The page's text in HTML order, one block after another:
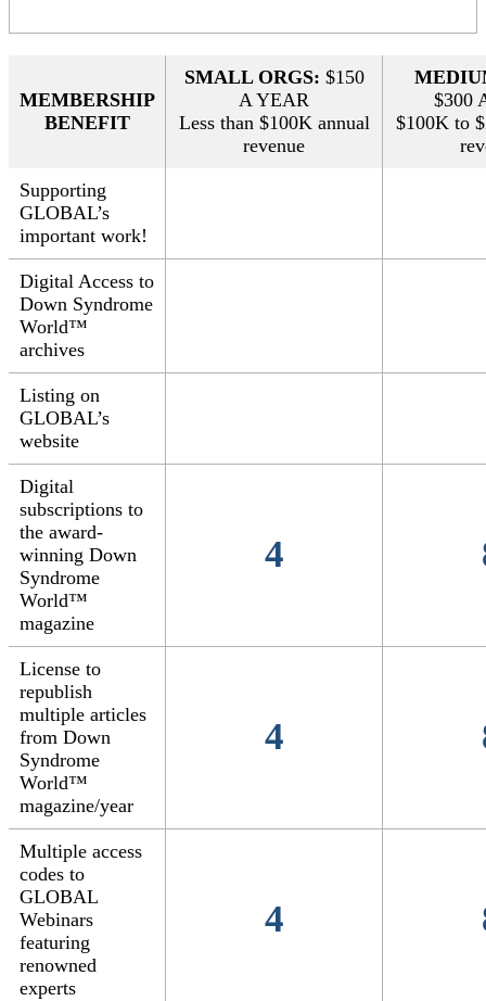
MEMBERSHIP
BENEFIT
SMALL ORGS: $150
A YEAR
Less than $100K annual
revenue
$300
$100K to
Supporting
GLOBAL’s
important work!
Digital Access to
Down Syndrome
World™
archives
Listing on
GLOBAL’s
website
Digital
subscriptions to
the award-
winning Down
Syndrome
World™
magazine
4
License to
republish
multiple articles
from Down
Syndrome
World™
magazine/year
4
Multiple access
codes to
GLOBAL
Webinars
featuring
renowned
experts
4